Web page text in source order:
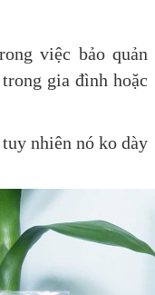
việc bảo quản
gia đình hoặc
nhiên nó ko dày